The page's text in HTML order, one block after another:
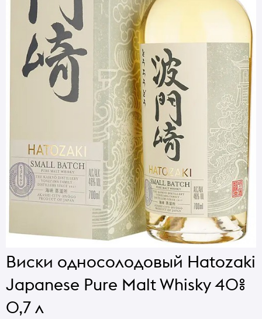
Виски односолодовый Hatozaki
Japanese Pure Malt Whisky 40%
0,7 л